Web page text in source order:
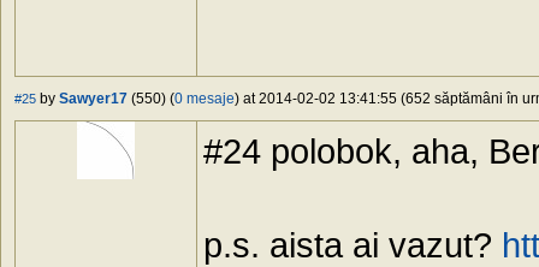
#25 by Sawyer17 (550) (0 mesaje) at 2014-02-02 13:41:55 (652 săptămâni în
#24 polobok, aha,
p.s. aista ai vazut?